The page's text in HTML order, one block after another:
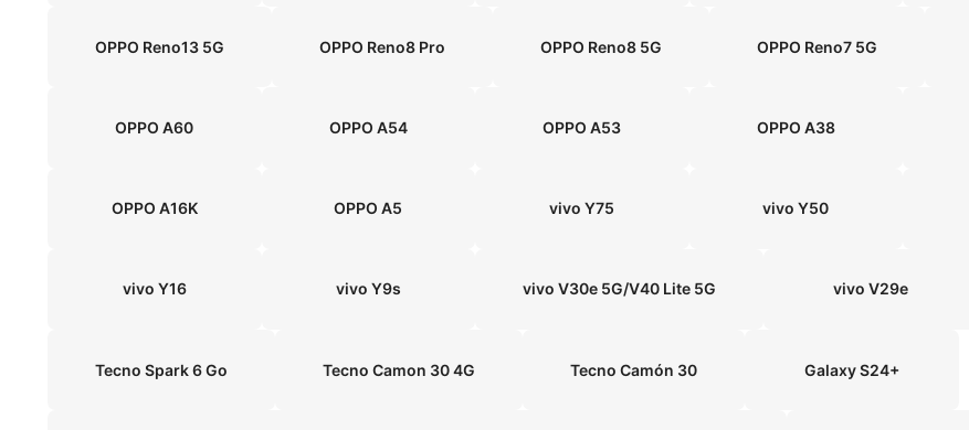
OPPO Reno13 5G OPPO Reno8 Pro OPPO Reno8 5G OPPO Reno7 5G
OPPO A60 OPPO A54 OPPO A53 OPPO A38
OPPO A16K OPPO A5 vivo Y75 vivo Y50
vivo Y16 vivo Y9s vivo V30e 5G/V40 Lite 5G vivo V29e
Tecno Spark 6 Go Tecno Camon 30 4G Tecno Camón 30 Galaxy S24+